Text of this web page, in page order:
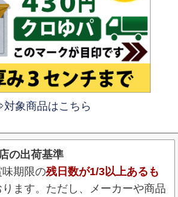
象商品はこちら
の出荷基準
期限の残日数が1/3以上あるも
ます。ただし、メーカーや商品